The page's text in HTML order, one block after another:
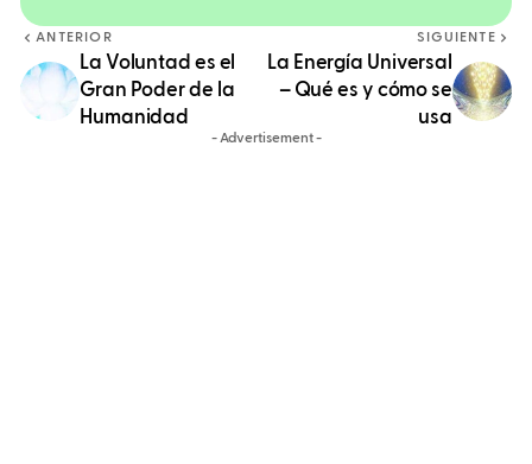
ANTERIOR
La Voluntad es el
Gran Poder de la
Humanidad
SIGUIENTE
La Energía Universal
– Qué es y cómo se
usa
- Advertisement -